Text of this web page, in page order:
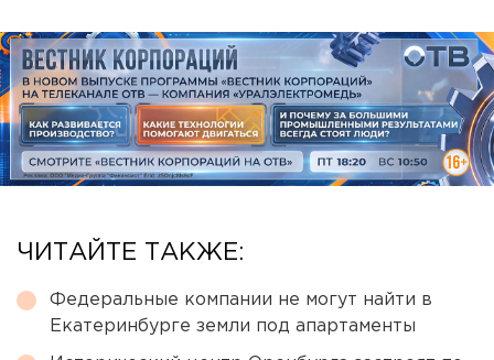
ЧИТАЙТЕ ТАКЖЕ:
Федеральные компании не могут найти в
Екатеринбурге земли под апартаменты